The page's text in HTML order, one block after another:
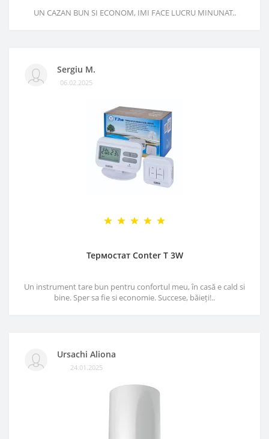
UN CAZAN BUN SI ECONOM, IMI FACE LUCRU MINUNAT..
Sergiu M.
06.02.2025
Термостат Conter T 3W
Un instrument tare bun pentru confortul meu, în casă e cald si
bine. Sper sa fie si economie. Succese, băieți!..
Ursachi Aliona
24.01.2025